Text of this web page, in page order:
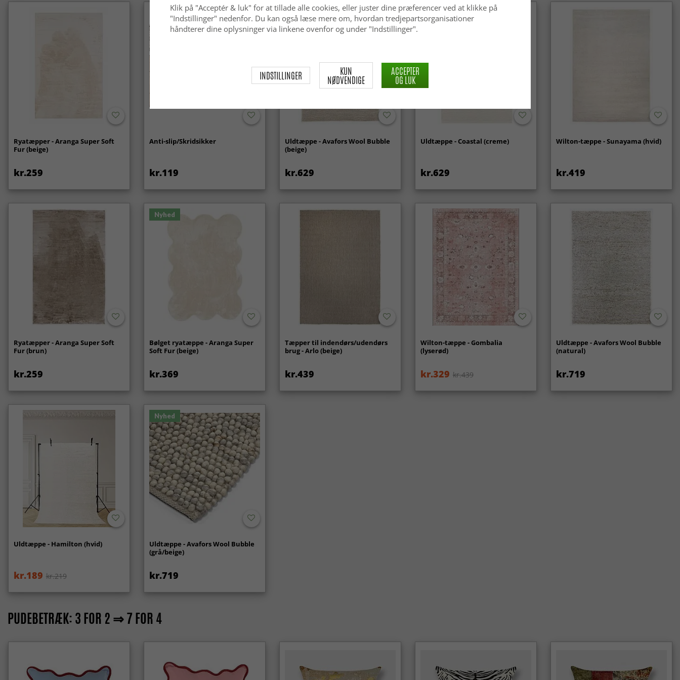
Ryatæpper - Aranga Super Soft
Fur (beige)
kr.259
Anti-slip/Skridsikker
kr.119
Uldtæppe - Avafors Wool Bubble
(beige)
kr.629
Uldtæppe - Coastal (creme)
kr.629
Wilton-tæppe - Sunayama (hvid)
kr.419
Ryatæpper - Aranga Super Soft
Fur (brun)
kr.259
Nyhed
Bølget ryatæppe - Aranga Super
Soft Fur (beige)
kr.369
Tæpper til indendørs/udendørs
brug - Arlo (beige)
kr.439
Wilton-tæppe - Gombalia
(lyserød)
kr.329 kr.439
Uldtæppe - Avafors Wool Bubble
(natural)
kr.719
Uldtæppe - Hamilton (hvid)
kr.189 kr.219
Nyhed
Uldtæppe - Avafors Wool Bubble
(grå/beige)
kr.719
PUDEBETRÆK: 3 FOR 2 ⇒ 7 FOR 4
Klik på "Acceptér & luk" for at tillade alle cookies, eller juster dine præferencer ved at klikke på
"Indstillinger" nedenfor. Du kan også læse mere om, hvordan tredjepartsorganisationer
håndterer dine oplysninger via linkene ovenfor og under "Indstillinger".
INDSTILLINGER KUN
NØDVENDIGE
ACCEPTER
OG LUK